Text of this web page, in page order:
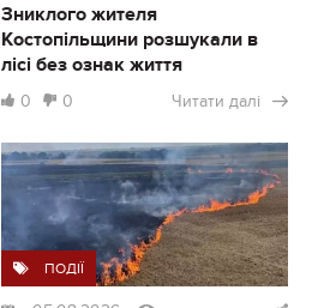
Зниклого жителя
Костопільщини розшукали в
лісі без ознак життя
0 0 Читати далі
ПОДІЇ